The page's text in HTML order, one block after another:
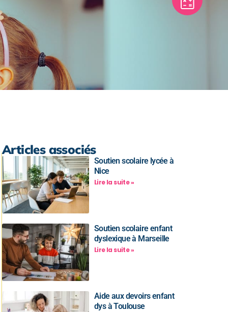
Articles associés
Soutien scolaire lycée à
Nice
Lire la suite »
Soutien scolaire enfant
dyslexique à Marseille
Lire la suite »
Aide aux devoirs enfant
dys à Toulouse